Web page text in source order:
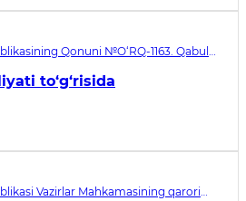
Qonuni №O‘RQ-1163. Qabul
to‘g‘risida
Vazirlar Mahkamasining qarori